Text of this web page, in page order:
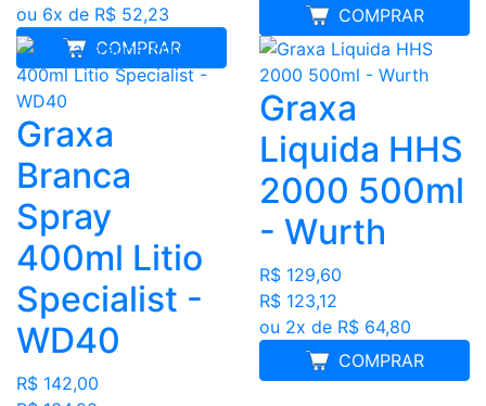
ou 6x de R$ 52,23
COMPRAR
COMPRAR
MELHOR PREÇO
Graxa
Branca
Spray
400ml Litio
Specialist -
WD40
R$ 142,00
Graxa
Liquida HHS
2000 500ml
- Wurth
R$ 129,60
R$ 123,12
ou 2x de R$ 64,80
COMPRAR